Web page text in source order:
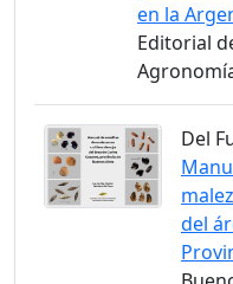
en la
Editorial
Del
del